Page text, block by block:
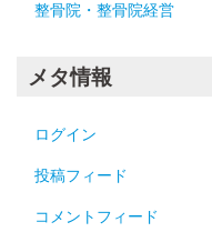
整骨院・整骨院経営
メタ情報
ログイン
投稿フィード
コメントフィード